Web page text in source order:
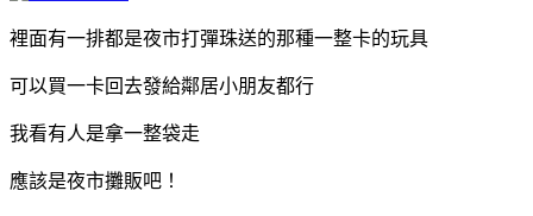
裡面有一排都是夜市打彈珠送的那種一整卡的玩具
可以買一卡回去發給鄰居小朋友都行
我看有人是拿一整袋走
應該是夜市攤販吧！